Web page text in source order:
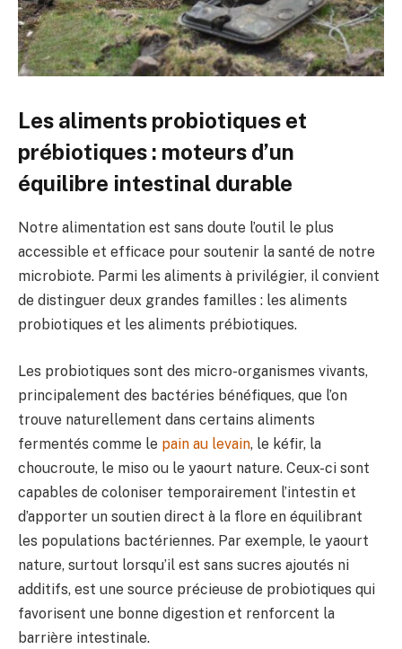
Les aliments probiotiques et
prébiotiques : moteurs d’un
équilibre intestinal durable
Notre alimentation est sans doute l’outil le plus
accessible et efficace pour soutenir la santé de notre
microbiote. Parmi les aliments à privilégier, il convient
de distinguer deux grandes familles : les aliments
probiotiques et les aliments prébiotiques.
Les probiotiques sont des micro-organismes vivants,
principalement des bactéries bénéfiques, que l’on
trouve naturellement dans certains aliments
fermentés comme le pain au levain, le kéfir, la
choucroute, le miso ou le yaourt nature. Ceux-ci sont
capables de coloniser temporairement l’intestin et
d’apporter un soutien direct à la flore en équilibrant
les populations bactériennes. Par exemple, le yaourt
nature, surtout lorsqu’il est sans sucres ajoutés ni
additifs, est une source précieuse de probiotiques qui
favorisent une bonne digestion et renforcent la
barrière intestinale.